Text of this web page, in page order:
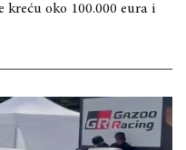
kreću oko 100.000 eura i